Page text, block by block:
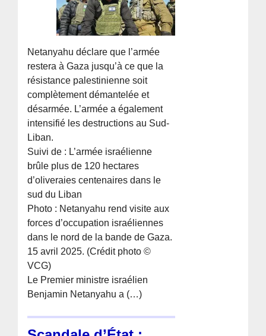
Netanyahu déclare que l’armée
restera à Gaza jusqu’à ce que la
résistance palestinienne soit
complètement démantelée et
désarmée. L’armée a également
intensifié les destructions au Sud-
Liban.
Suivi de : L’armée israélienne
brûle plus de 120 hectares
d’oliveraies centenaires dans le
sud du Liban
Photo : Netanyahu rend visite aux
forces d’occupation israéliennes
dans le nord de la bande de Gaza.
15 avril 2025. (Crédit photo ©
VCG)
Le Premier ministre israélien
Benjamin Netanyahu a (…)